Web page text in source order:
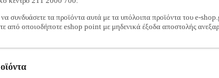
συνδυάσετε τα προϊόντα αυτά με τα υπόλοιπα προϊόντα του e-
από οποιοδήποτε eshop point με μηδενικά έξοδα αποστολής